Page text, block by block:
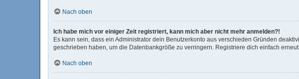
Nach oben
Ich habe mich vor einiger Zeit registriert, kann mich aber nicht mehr anmelden?!
Es kann sein, dass ein Administrator dein Benutzerkonto aus verschieden Gründen
geschrieben haben, um die Datenbankgröße zu verringern. Registriere dich einfach
Nach oben